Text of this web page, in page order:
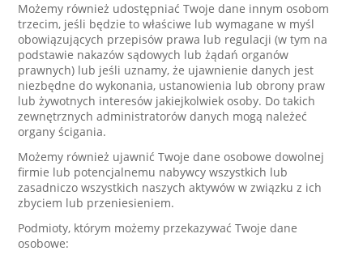
Możemy również udostępniać Twoje dane innym osobom
trzecim, jeśli będzie to właściwe lub wymagane w myśl
obowiązujących przepisów prawa lub regulacji (w tym na
podstawie nakazów sądowych lub żądań organów
prawnych) lub jeśli uznamy, że ujawnienie danych jest
niezbędne do wykonania, ustanowienia lub obrony praw
lub żywotnych interesów jakiejkolwiek osoby. Do takich
zewnętrznych administratorów danych mogą należeć
organy ścigania.
Możemy również ujawnić Twoje dane osobowe dowolnej
firmie lub potencjalnemu nabywcy wszystkich lub
zasadniczo wszystkich naszych aktywów w związku z ich
zbyciem lub przeniesieniem.
Podmioty, którym możemy przekazywać Twoje dane
osobowe: